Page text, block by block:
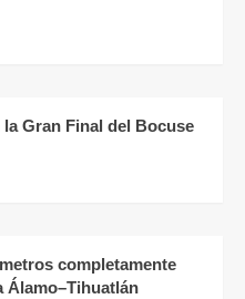
Gran Final del Bocuse
completamente
Álamo–Tihuatlán